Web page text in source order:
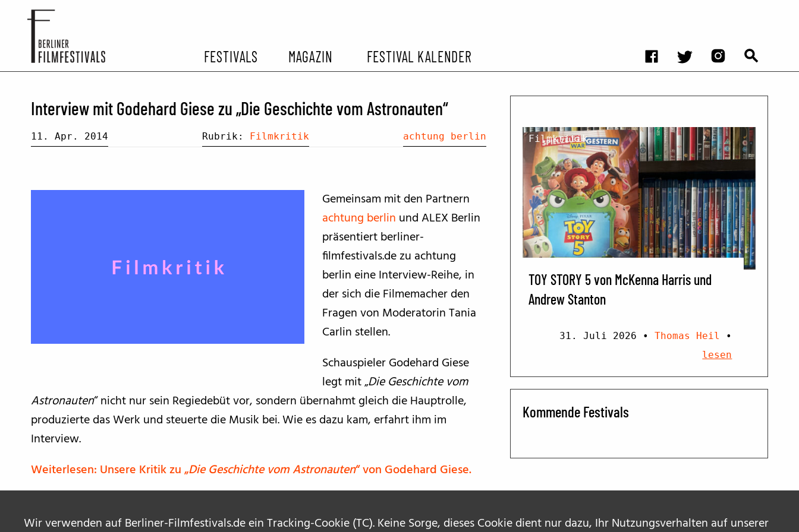
Wir verwenden auf Berliner-Filmfestivals.de ein Tracking-Cookie (TC). Keine Sorge, dieses Cookie dient nur dazu, Ihr Nutzungsverhalten auf unserer
FESTIVALS
ARCHIV EHEMALIGER FILMFESTIVALS
MAGAZIN
FESTIVALBERICHTE
FILMKRITIKEN
FILM- UND SERIEN-TIPPS
BFF ON THE ROAD
FESTIVAL KALENDER
Interview mit Godehard Giese zu „Die Geschichte vom Astronauten“
11. Apr. 2014 Rubrik: Filmkritik achtung berlin
Gemeinsam mit den Partnern
achtung berlin und ALEX Berlin
präsentiert berliner-
filmfestivals.de zu achtung
berlin eine Interview-Reihe, in
der sich die Filmemacher den
Fragen von Moderatorin Tania
Carlin stellen.
Schauspieler Godehard Giese
legt mit „Die Geschichte vom
Astronauten“ nicht nur sein Regiedebüt vor, sondern übernahmt gleich die Hauptrolle,
produzierte das Werk und steuerte die Musik bei. Wie es dazu kam, erfahrt ihm im
Interview.
Weiterlesen: Unsere Kritik zu „Die Geschichte vom Astronauten“ von Godehard Giese.
Filmkritik
TOY STORY 5 von McKenna Harris und
Andrew Stanton
31. Juli 2026 • Thomas Heil
•
lesen
Kommende Festivals